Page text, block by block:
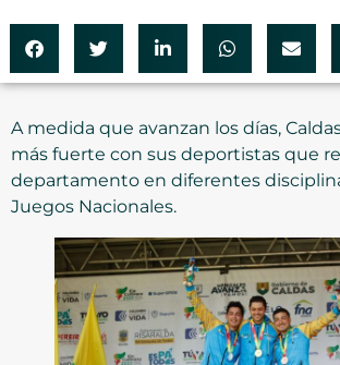
A medida que avanzan los días,
más fuerte con sus deportistas que
departamento en diferentes
Juegos Nacionales.